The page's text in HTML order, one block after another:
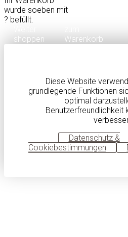
wurde soeben mit
? befüllt.
shoppen
Warenkorb
Diese Website
grundlegende Funktionen
optimal
Benutzerfreundlichkeit
Datenschutz &
Cookiebestimmungen